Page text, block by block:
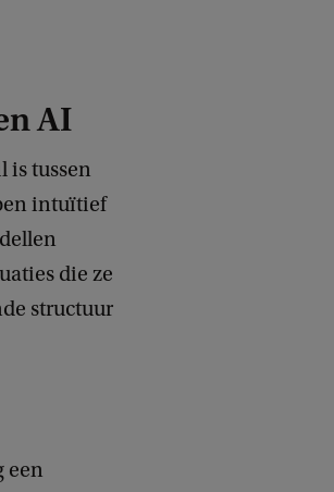
AI
is tussen
intuïtief
die ze
structuur
een